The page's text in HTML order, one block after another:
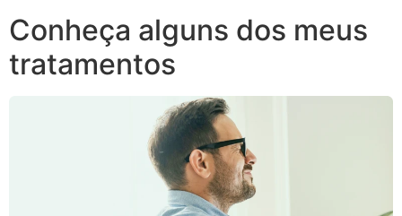
Conheça alguns dos meus
tratamentos